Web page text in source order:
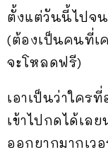
ตั้งแต่วันนี้ไปจน
(ต้องเป็นคนที่เ
จะโหลดฟรี)
เอาเป็นว่าใคร
เข้าไปกดได้เล
ออกยากมากเว